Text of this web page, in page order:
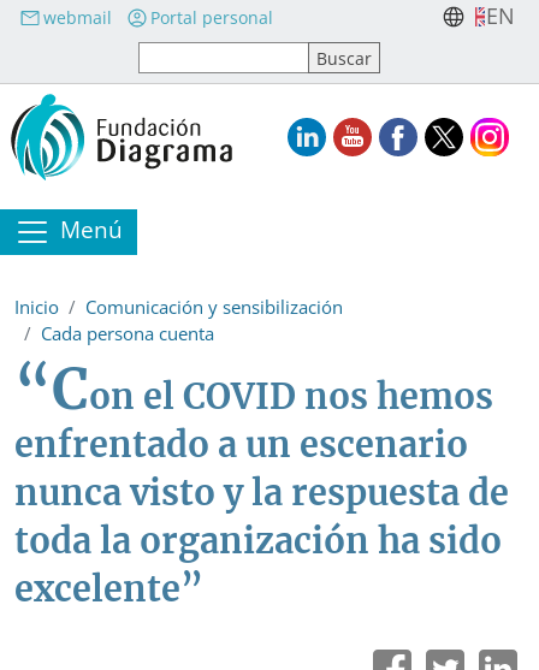
Pasar al contenido principal
webmail Portal personal EN
Menú
Inicio
Comunicación y sensibilización
Cada persona cuenta
“Con el COVID nos hemos
enfrentado a un escenario
nunca visto y la respuesta de
toda la organización ha sido
excelente”